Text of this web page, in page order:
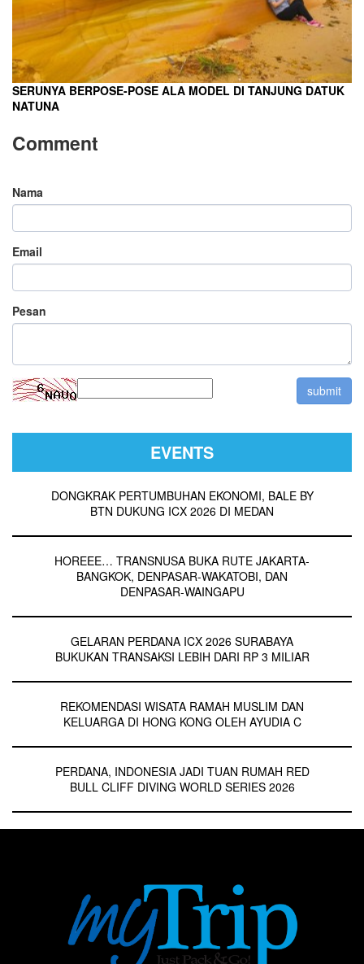
SERUNYA BERPOSE-POSE ALA MODEL DI TANJUNG DATUK
NATUNA
Comment
Nama
Email
Pesan
EVENTS
DONGKRAK PERTUMBUHAN EKONOMI, BALE BY
BTN DUKUNG ICX 2026 DI MEDAN
HOREEE… TRANSNUSA BUKA RUTE JAKARTA-
BANGKOK, DENPASAR-WAKATOBI, DAN
DENPASAR-WAINGAPU
GELARAN PERDANA ICX 2026 SURABAYA
BUKUKAN TRANSAKSI LEBIH DARI RP 3 MILIAR
REKOMENDASI WISATA RAMAH MUSLIM DAN
KELUARGA DI HONG KONG OLEH AYUDIA C
PERDANA, INDONESIA JADI TUAN RUMAH RED
BULL CLIFF DIVING WORLD SERIES 2026